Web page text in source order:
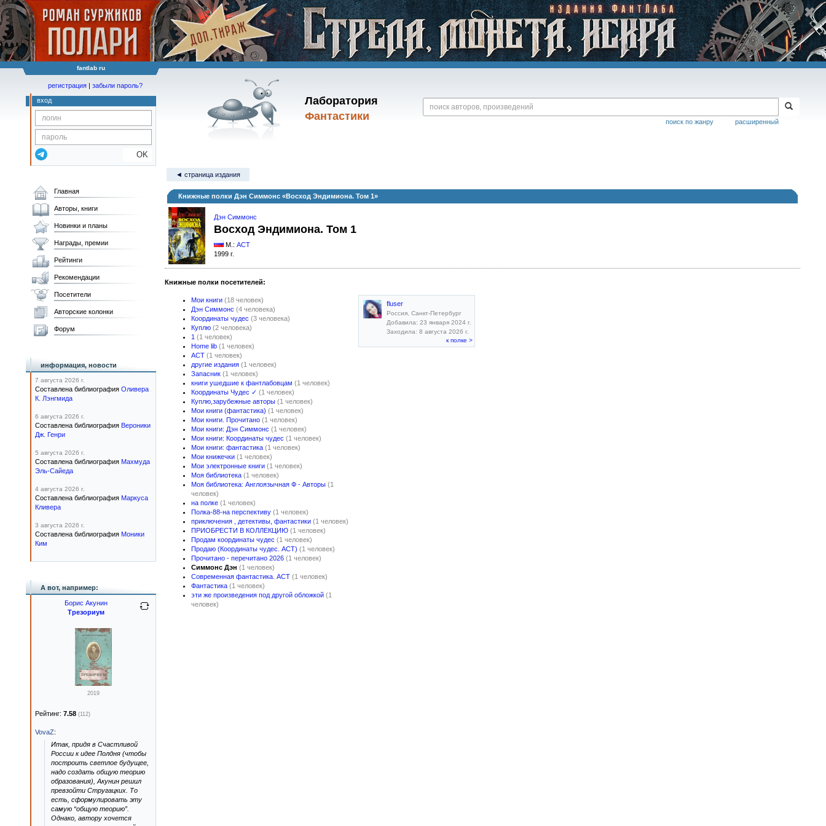
fantlab ru
Лаборатория
Фантастики
расширенный
поиск по жанру
регистрация | забыли пароль?
вход
OK
◄ страница издания
Книжные полки Дэн Симмонс «Восход Эндимиона. Том 1»
Дэн Симмонс
Восход Эндимиона. Том 1
М.: АСТ
1999 г.
Книжные полки посетителей:
Мои книги (18 человек)
Дэн Симмонс (4 человека)
Координаты чудес (3 человека)
Куплю (2 человека)
1 (1 человек)
Home lib (1 человек)
АСТ (1 человек)
другие издания (1 человек)
Запасник (1 человек)
книги ушедшие к фантлабовцам (1 человек)
Координаты Чудес ✓ (1 человек)
Куплю,зарубежные авторы (1 человек)
Мои книги (фантастика) (1 человек)
Мои книги. Прочитано (1 человек)
Мои книги: Дэн Симмонс (1 человек)
Мои книги: Координаты чудес (1 человек)
Мои книги: фантастика (1 человек)
Мои книжечки (1 человек)
Мои электронные книги (1 человек)
Моя библиотека (1 человек)
Моя библиотека: Англоязычная Ф - Авторы (1
человек)
на полке (1 человек)
Полка-88-на перспективу (1 человек)
приключения , детективы, фантастики (1 человек)
ПРИОБРЕСТИ В КОЛЛЕКЦИЮ (1 человек)
Продам координаты чудес (1 человек)
Продаю (Координаты чудес. АСТ) (1 человек)
Прочитано - перечитано 2026 (1 человек)
Симмонс Дэн (1 человек)
Современная фантастика. АСТ (1 человек)
Фантастика (1 человек)
эти же произведения под другой обложкой (1
человек)
fluser
Россия, Санкт-Петербург
Добавила: 23 января 2024 г.
Заходила: 8 августа 2026 г.
к полке >
Главная
Авторы, книги
Новинки и планы
Награды, премии
Рейтинги
Рекомендации
Посетители
Авторские колонки
Форум
информация, новости
7 августа 2026 г.
Составлена библиография Оливера
К. Лэнгмида
6 августа 2026 г.
Составлена библиография Вероники
Дж. Генри
5 августа 2026 г.
Составлена библиография Махмуда
Эль-Сайеда
4 августа 2026 г.
Составлена библиография Маркуса
Кливера
3 августа 2026 г.
Составлена библиография Моники
Ким
А вот, например:
Борис Акунин
Трезориум
2019
Рейтинг: 7.58 (112)
VovaZ:
Итак, придя в Счастливой
России к идее Полдня (чтобы
построить светлое будущее,
надо создать общую теорию
образования), Акунин решил
превзойти Стругацких. То
есть, сформулировать эту
самую “общую теорию”.
Однако, автору хочется